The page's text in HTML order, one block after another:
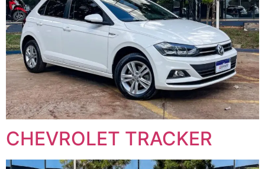
CHEVROLET TRACKER